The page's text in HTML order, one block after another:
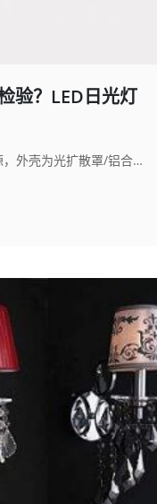
验？LED日光灯
LED日光灯管是采用LED白光作为发光光源，外壳为光扩散罩/铝合金，电源分内置电源与外置电源两种。目前外置电源基本已经淘汰，多采用内置电源。LED日光灯俗称直管灯，是传统荧光灯管的替代品，体现在节能和环保两个方面。尺寸安装方式和传统荧光灯相同，但发光原理是采用LED半导体芯片进行发光。按外壳材质划分为两类，1种是玻璃，1种是铝和PC。在发光效率上90m/W~200lm/W。LED日光灯管的质量，是通过检验来确定的。那么LED日光灯管怎么检验呢？本文将为大家详细介绍一下LED日光灯管检验方法与标准，希望大家学有所成。